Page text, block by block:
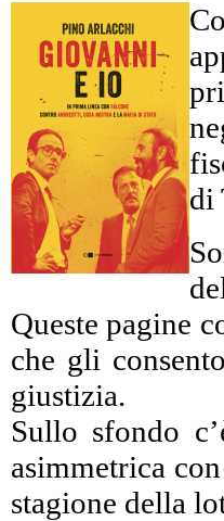
di
Queste pagine
che gli
giustizia.
Sullo sfondo
asimmetrica
stagione della